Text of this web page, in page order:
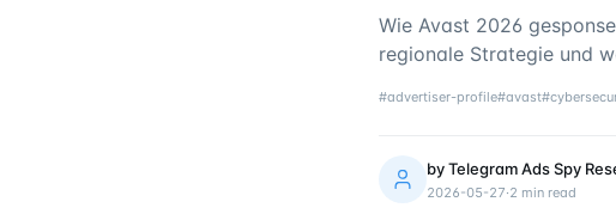
Wie Avast 2026
regionale Strategie und
#advertiser-profile#avast#
byTelegram Ads Spy
2026-05-27·2 min read